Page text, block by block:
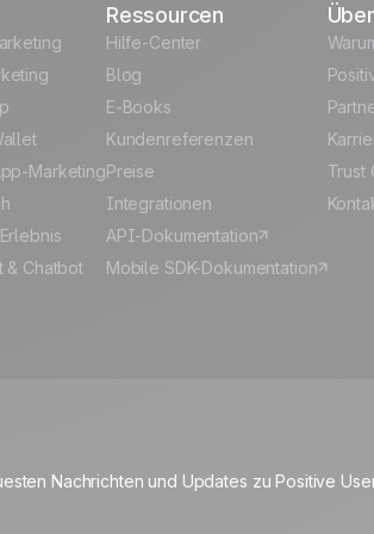
Marketing
& Chatbot
Ressourcen
Hilfe-Center
Blog
E-Books
Kundenreferenzen
Preise
Integrationen
API-Dokumentation
Mobile SDK-Dokumentation
Trust
Nachrichten und Updates zu Positive